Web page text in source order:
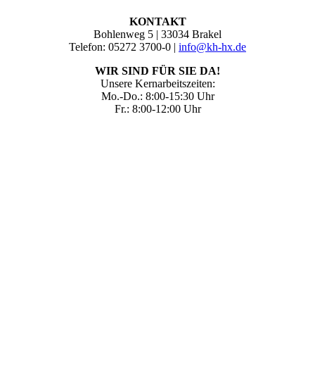
KONTAKT
Bohlenweg 5 | 33034 Brakel
Telefon: 05272 3700-0 | info@kh-hx.de
WIR SIND FÜR SIE DA!
Unsere Kernarbeitszeiten:
Mo.-Do.: 8:00-15:30 Uhr
Fr.: 8:00-12:00 Uhr